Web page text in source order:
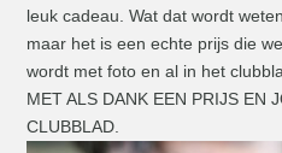
leuk cadeau. Wat dat wordt
maar het is een echte prijs die
wordt met foto en al in het
MET ALS DANK EEN PRIJS EN
CLUBBLAD.